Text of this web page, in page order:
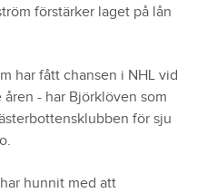
förstärker laget på lån
har fått chansen i NHL vid
- har Björklöven som
för sju
hunnit med att